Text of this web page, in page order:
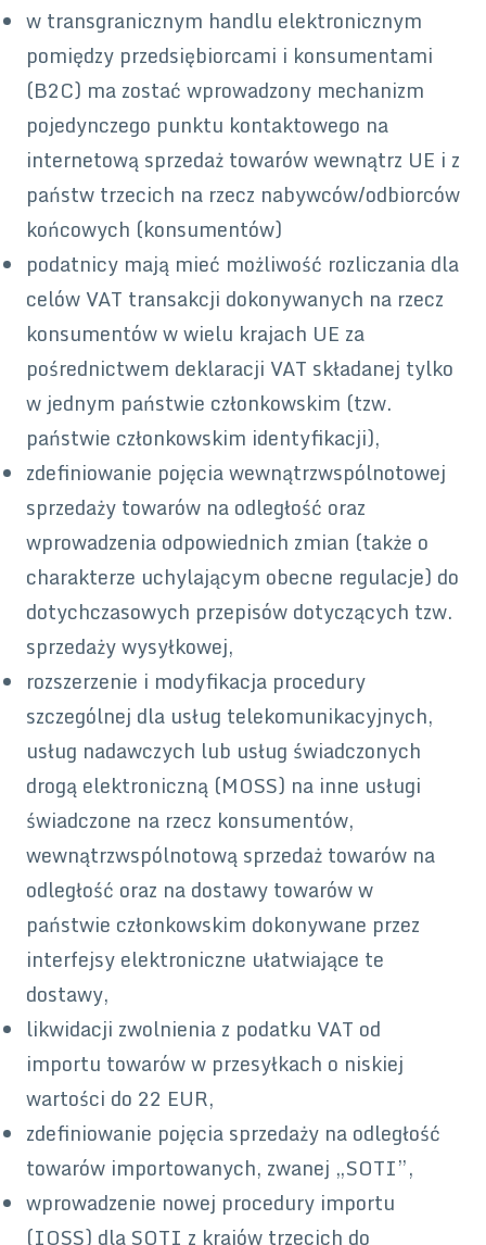
w transgranicznym handlu elektronicznym
pomiędzy przedsiębiorcami i konsumentami
(B2C) ma zostać wprowadzony mechanizm
pojedynczego punktu kontaktowego na
internetową sprzedaż towarów wewnątrz UE i z
państw trzecich na rzecz nabywców/odbiorców
końcowych (konsumentów)
podatnicy mają mieć możliwość rozliczania dla
celów VAT transakcji dokonywanych na rzecz
konsumentów w wielu krajach UE za
pośrednictwem deklaracji VAT składanej tylko
w jednym państwie członkowskim (tzw.
państwie członkowskim identyfikacji),
zdefiniowanie pojęcia wewnątrzwspólnotowej
sprzedaży towarów na odległość oraz
wprowadzenia odpowiednich zmian (także o
charakterze uchylającym obecne regulacje) do
dotychczasowych przepisów dotyczących tzw.
sprzedaży wysyłkowej,
rozszerzenie i modyfikacja procedury
szczególnej dla usług telekomunikacyjnych,
usług nadawczych lub usług świadczonych
drogą elektroniczną (MOSS) na inne usługi
świadczone na rzecz konsumentów,
wewnątrzwspólnotową sprzedaż towarów na
odległość oraz na dostawy towarów w
państwie członkowskim dokonywane przez
interfejsy elektroniczne ułatwiające te
dostawy,
likwidacji zwolnienia z podatku VAT od
importu towarów w przesyłkach o niskiej
wartości do 22 EUR,
zdefiniowanie pojęcia sprzedaży na odległość
towarów importowanych, zwanej „SOTI”,
wprowadzenie nowej procedury importu
(IOSS) dla SOTI z krajów trzecich do